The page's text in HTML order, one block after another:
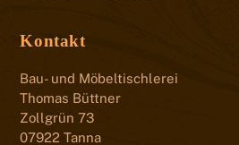
Kontakt
Bau- und Möbeltischlerei
Thomas Büttner
Zollgrün 73
07922 Tanna